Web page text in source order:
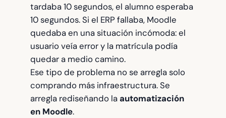
tardaba 10 segundos, el alumno esperaba
10 segundos. Si el ERP fallaba, Moodle
quedaba en una situación incómoda: el
usuario veía error y la matrícula podía
quedar a medio camino.
Ese tipo de problema no se arregla solo
comprando más infraestructura. Se
arregla rediseñando la automatización
en Moodle.